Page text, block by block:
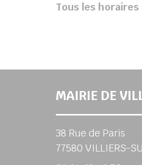
Tous les horaires
MAIRIE DE
38 Rue de Paris
77580 VILLIERS-